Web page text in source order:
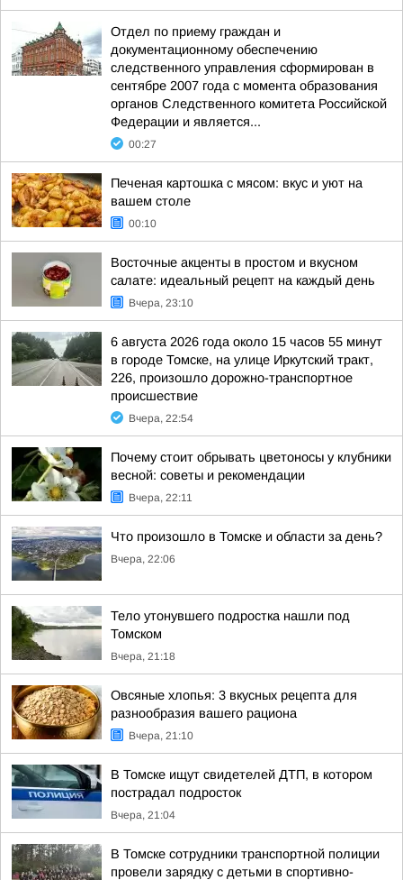
Отдел по приему граждан и
документационному обеспечению
следственного управления сформирован в
сентябре 2007 года с момента образования
органов Следственного комитета Российской
Федерации и является...
00:27
Печеная картошка с мясом: вкус и уют на
вашем столе
00:10
Восточные акценты в простом и вкусном
салате: идеальный рецепт на каждый день
Вчера, 23:10
6 августа 2026 года около 15 часов 55 минут
в городе Томске, на улице Иркутский тракт,
226, произошло дорожно-транспортное
происшествие
Вчера, 22:54
Почему стоит обрывать цветоносы у клубники
весной: советы и рекомендации
Вчера, 22:11
Что произошло в Томске и области за день?
Вчера, 22:06
Тело утонувшего подростка нашли под
Томском
Вчера, 21:18
Овсяные хлопья: 3 вкусных рецепта для
разнообразия вашего рациона
Вчера, 21:10
В Томске ищут свидетелей ДТП, в котором
пострадал подросток
Вчера, 21:04
В Томске сотрудники транспортной полиции
провели зарядку с детьми в спортивно-